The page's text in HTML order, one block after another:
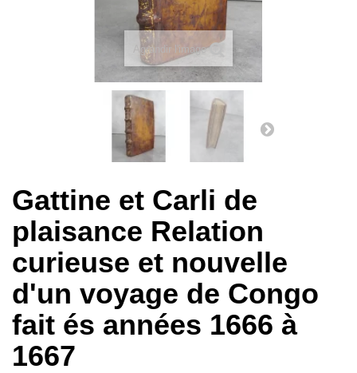
Agrandir l'image
Gattine et Carli de
plaisance Relation
curieuse et nouvelle
d'un voyage de Congo
fait és années 1666 à
1667